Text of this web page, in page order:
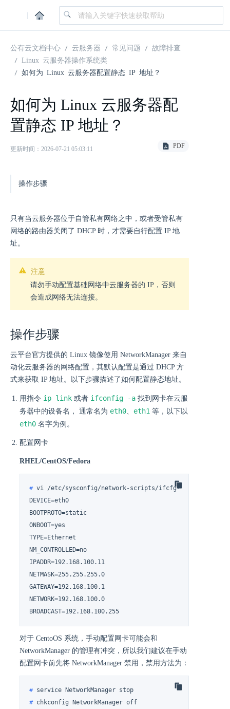
|
公有云文档中心 云服务器 常见问题
故障排查
Linux 云服务器操作系统类
如何为 Linux 云服务器配置静态 IP 地址？
如何为 Linux 云服务器配
置静态 IP 地址？
更新时间：2026-07-21 05:03:11 PDF
操作步骤
只有当云服务器位于自管私有网络之中，或者受管私有
网络的路由器关闭了 DHCP 时，才需要自行配置 IP 地
址。
注意
请勿手动配置基础网络中云服务器的 IP，否则
会造成网络无法连接。
操作步骤
云平台官方提供的 Linux 镜像使用 NetworkManager 来自
动化云服务器的网络配置，其默认配置是通过 DHCP 方
式来获取 IP 地址。以下步骤描述了如何配置静态地址。
用指令 ip link 或者 ifconfig -a 找到网卡在云服
务器中的设备名， 通常名为 eth0、 eth1 等，以下以
eth0 名字为例。
配置网卡
RHEL/CentOS/Fedora
# vi /etc/sysconfig/network-scripts/ifcfg-eth0
DEVICE=eth0
BOOTPROTO=static
ONBOOT=yes
TYPE=Ethernet
NM_CONTROLLED=no
IPADDR=192.168.100.11
NETMASK=255.255.255.0
GATEWAY=192.168.100.1
NETWORK=192.168.100.0
BROADCAST=192.168.100.255
对于 CentoOS 系统，手动配置网卡可能会和
NetworkManager 的管理有冲突，所以我们建议在手动
配置网卡前先将 NetworkManager 禁用，禁用方法为：
# service NetworkManager stop
# chkconfig NetworkManager off